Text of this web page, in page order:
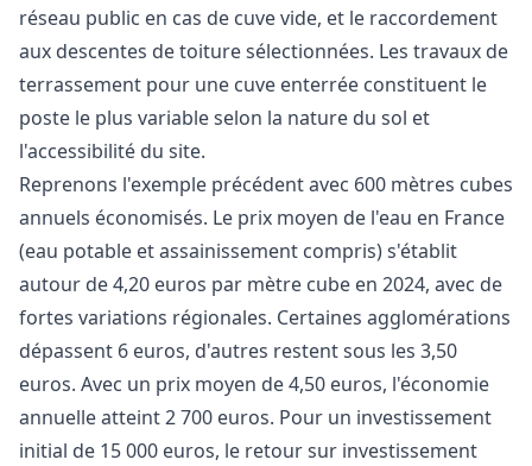
réseau public en cas de cuve vide, et le raccordement
aux descentes de toiture sélectionnées. Les travaux de
terrassement pour une cuve enterrée constituent le
poste le plus variable selon la nature du sol et
l'accessibilité du site.
Reprenons l'exemple précédent avec 600 mètres cubes
annuels économisés. Le prix moyen de l'eau en France
(eau potable et assainissement compris) s'établit
autour de 4,20 euros par mètre cube en 2024, avec de
fortes variations régionales. Certaines agglomérations
dépassent 6 euros, d'autres restent sous les 3,50
euros. Avec un prix moyen de 4,50 euros, l'économie
annuelle atteint 2 700 euros. Pour un investissement
initial de 15 000 euros, le retour sur investissement